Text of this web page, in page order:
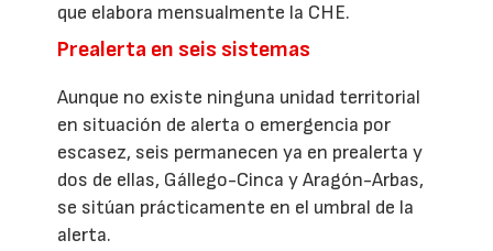
que elabora mensualmente la CHE.
Prealerta en seis sistemas
Aunque no existe ninguna unidad territorial
en situación de alerta o emergencia por
escasez, seis permanecen ya en prealerta y
dos de ellas, Gállego-Cinca y Aragón-Arbas,
se sitúan prácticamente en el umbral de la
alerta.